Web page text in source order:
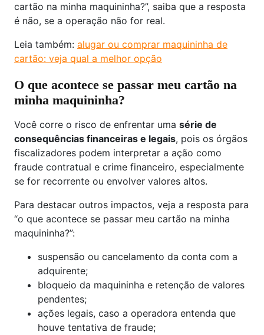
cartão na minha maquininha?”, saiba que a resposta
é não, se a operação não for real.
Leia também: alugar ou comprar maquininha de
cartão: veja qual a melhor opção
O que acontece se passar meu cartão na
minha maquininha?
Você corre o risco de enfrentar uma série de
consequências financeiras e legais, pois os órgãos
fiscalizadores podem interpretar a ação como
fraude contratual e crime financeiro, especialmente
se for recorrente ou envolver valores altos.
Para destacar outros impactos, veja a resposta para
“o que acontece se passar meu cartão na minha
maquininha?”:
suspensão ou cancelamento da conta com a
adquirente;
bloqueio da maquininha e retenção de valores
pendentes;
ações legais, caso a operadora entenda que
houve tentativa de fraude;